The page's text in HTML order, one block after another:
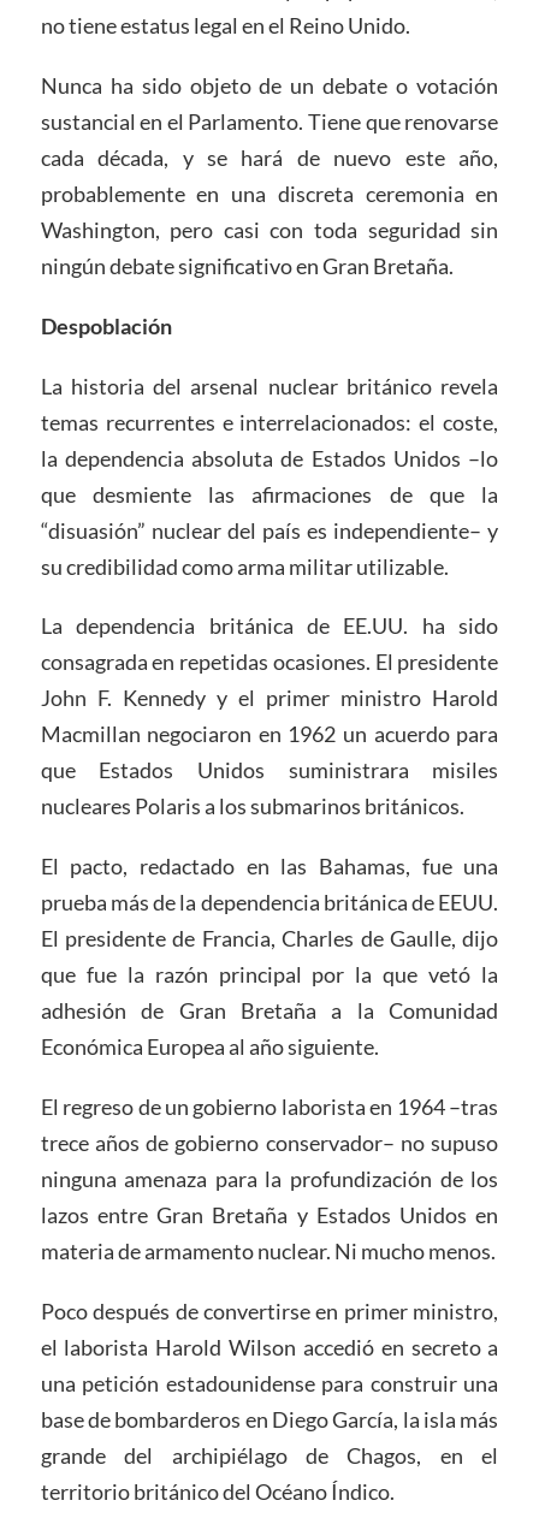
no tiene estatus legal en el Reino Unido.
Nunca ha sido objeto de un debate o votación
sustancial en el Parlamento. Tiene que renovarse
cada década, y se hará de nuevo este año,
probablemente en una discreta ceremonia en
Washington, pero casi con toda seguridad sin
ningún debate significativo en Gran Bretaña.
Despoblación
La historia del arsenal nuclear británico revela
temas recurrentes e interrelacionados: el coste,
la dependencia absoluta de Estados Unidos –lo
que desmiente las afirmaciones de que la
“disuasión” nuclear del país es independiente– y
su credibilidad como arma militar utilizable.
La dependencia británica de EE.UU. ha sido
consagrada en repetidas ocasiones. El presidente
John F. Kennedy y el primer ministro Harold
Macmillan negociaron en 1962 un acuerdo para
que Estados Unidos suministrara misiles
nucleares Polaris a los submarinos británicos.
El pacto, redactado en las Bahamas, fue una
prueba más de la dependencia británica de EEUU.
El presidente de Francia, Charles de Gaulle, dijo
que fue la razón principal por la que vetó la
adhesión de Gran Bretaña a la Comunidad
Económica Europea al año siguiente.
El regreso de un gobierno laborista en 1964 –tras
trece años de gobierno conservador– no supuso
ninguna amenaza para la profundización de los
lazos entre Gran Bretaña y Estados Unidos en
materia de armamento nuclear. Ni mucho menos.
Poco después de convertirse en primer ministro,
el laborista Harold Wilson accedió en secreto a
una petición estadounidense para construir una
base de bombarderos en Diego García, la isla más
grande del archipiélago de Chagos, en el
territorio británico del Océano Índico.